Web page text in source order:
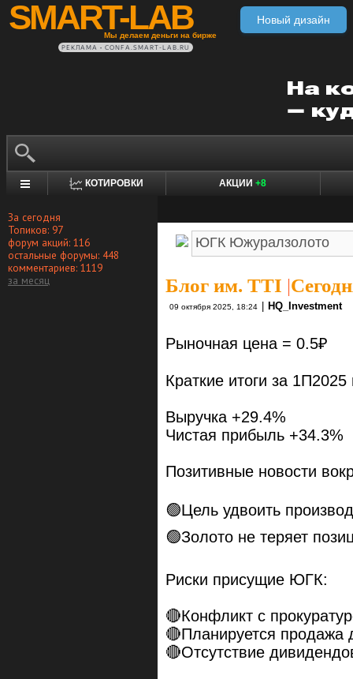
SMART-LAB
Мы делаем деньги на бирже
Новый дизайн
РЕКЛАМА • CONFA.SMART-LAB.RU
КОТИРОВКИ АКЦИИ +8
За сегодня
Топиков: 97
форум акций: 116
остальные форумы: 448
комментариев: 1119
за месяц
Блог им. TTI |
09 октября 2025, 18:24 HQ_Investment
Рыночная цена = 0.5₽
Краткие итоги за
Выручка +29.4%
Чистая прибыль +34.3%
Позитивные новости
🟢Цель удвоить
🟢Золото не теряет
Риски присущие ЮГК:
🔴Конфликт с
🔴Планируется продажа
🔴Отсутствие